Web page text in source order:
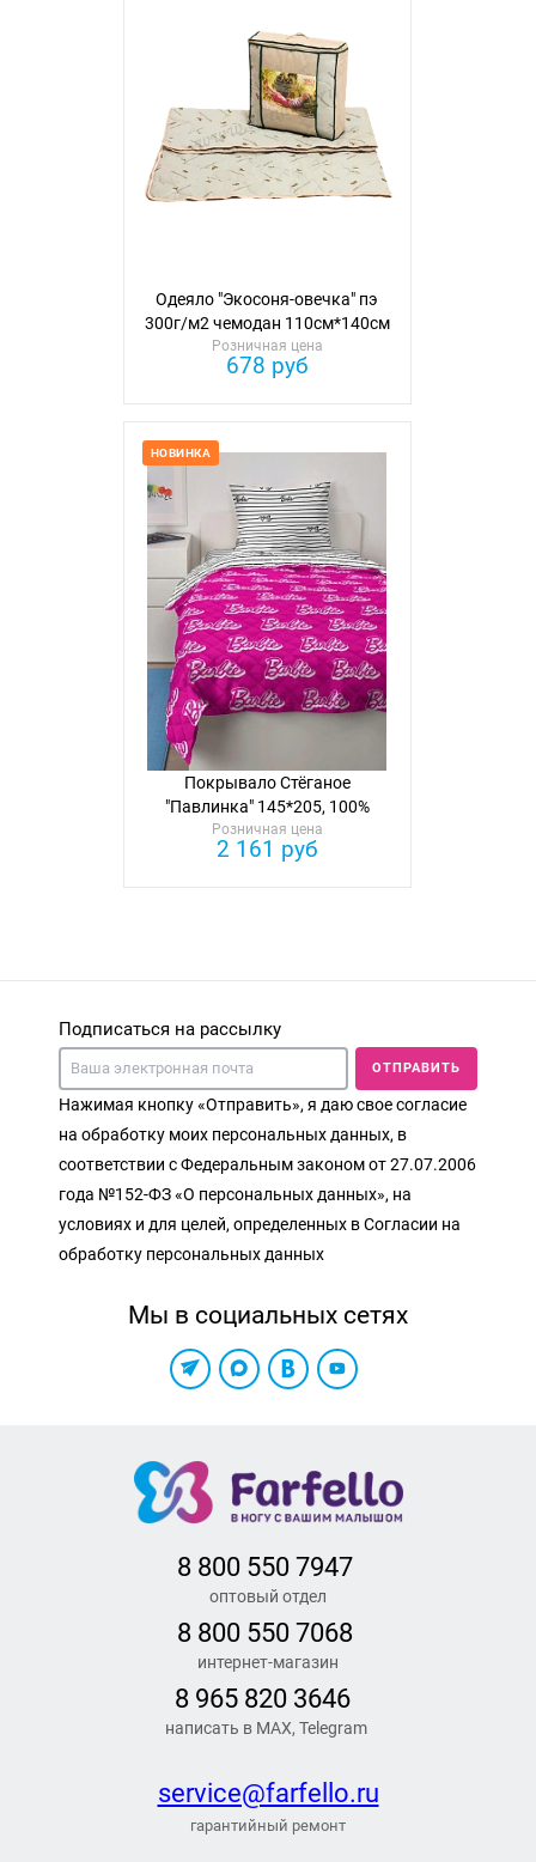
Одеяло "Экосоня-овечка" пэ
300г/м2 чемодан 110см*140см
Розничная цена
678 руб
НОВИНКА
Покрывало Стёганое
"Павлинка" 145*205, 100%
хлопок
Розничная цена
2 161 руб
Подписаться на рассылку
ОТПРАВИТЬ
Нажимая кнопку «Отправить», я даю свое согласие
на обработку моих персональных данных, в
соответствии с Федеральным законом от 27.07.2006
года №152-ФЗ «О персональных данных», на
условиях и для целей, определенных в Согласии на
обработку персональных данных
Мы в социальных сетях
8 800 550 7947
оптовый отдел
8 800 550 7068
интернет-магазин
8 965 820 3646
написать в MAX, Telegram
service@farfello.ru
гарантийный ремонт